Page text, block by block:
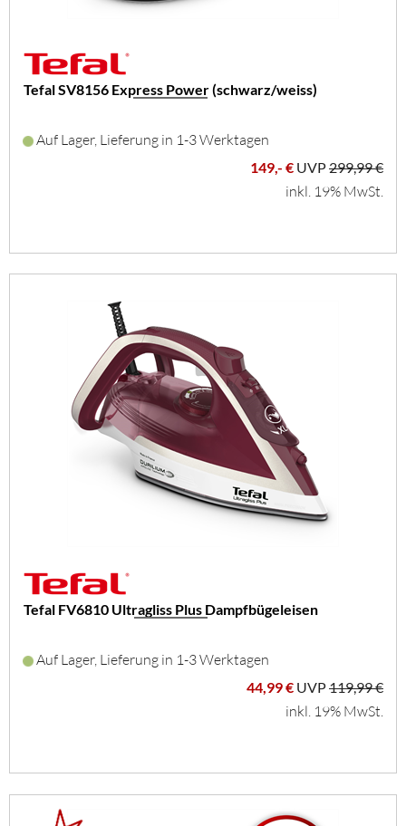
Tefal SV8156 Express Power (schwarz/weiss)
Auf Lager, Lieferung in 1-3 Werktagen
149,- € UVP299,99 €
inkl. 19% MwSt.
Tefal FV6810 Ultragliss Plus Dampfbügeleisen
Auf Lager, Lieferung in 1-3 Werktagen
44,99 € UVP119,99 €
inkl. 19% MwSt.